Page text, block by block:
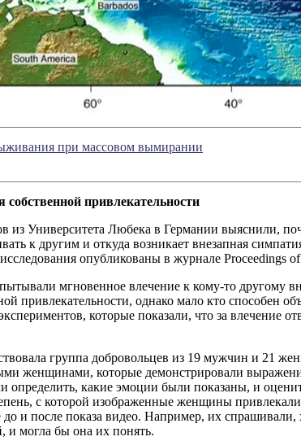
при массовом вымирании
привлекательности
из Университета Любека в Германии выяснили,
к другим и откуда возникает внезапная
исследования опубликованы в журнале Proceedings
мгновенное влечение к кому-то другому
привлекательности, однако мало кто способен
которые показали, что за влечение
группа добровольцев из 19 мужчин и 21
женщинами, которые демонстрировали
определить, какие эмоции были показаны, и
с которой изображенные женщины
до и после показа видео. Например, их спрашивали,
и могла бы она их понять.